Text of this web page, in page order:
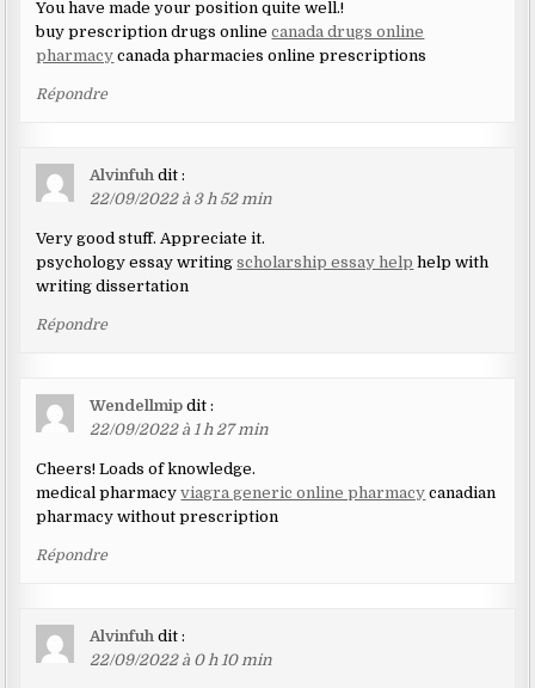
You have made your position quite well.!
buy prescription drugs onlinecanada drugs online
pharmacy canada pharmacies online prescriptions
Répondre
Alvinfuh dit :
22/09/2022 à 3 h 52 min
Very good stuff. Appreciate it.
psychology essay writingscholarship essay help help with
writing dissertation
Répondre
Wendellmip dit :
22/09/2022 à 1 h 27 min
Cheers! Loads of knowledge.
medical pharmacyviagra generic online pharmacy canadian
pharmacy without prescription
Répondre
Alvinfuh dit :
22/09/2022 à 0 h 10 min